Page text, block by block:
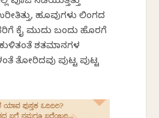
ಹೂವುಗಳು ಲಿಂಗದ
ಕೈ ಮುಗಿದು ಬಂದು ಹೊರಗೆ
ಶತಮಾನಗಳ
ತೋರಿದವು ಪುಟ್ಟ ಪುಟ್ಟ